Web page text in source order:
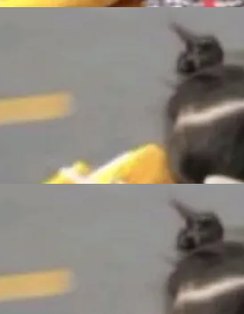
，命令行工具负责查
Machines 过
司。六月，Google
去了 Op...
更新内容如下： 扩
transpose_cuda
Converter (vf_frc
元数据支持和直
硬件加速器 AP
Flash did 8T
of free usage + 3T
次浏览，连带着 #
亿# 上了微博热搜——
消耗。 OpenCode
3T 来自 Go...
，这是 NetBSD 操
。 自 NetBSD 10.1
2、PINE
增强了对 POSIX.1
的全场景智慧营销平
心，面向游戏行业开